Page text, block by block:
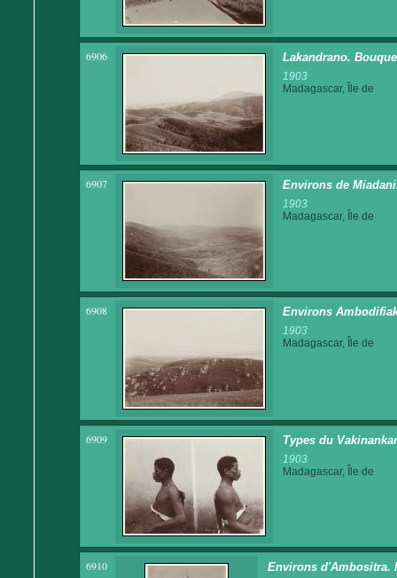
6906 Lakandrano.
1903
Madagascar, Île de
6907 Environs de
1903
Madagascar, Île de
6908 Environs
1903
Madagascar, Île de
6909 Types du
1903
Madagascar, Île de
6910 Environs d'Ambositra.